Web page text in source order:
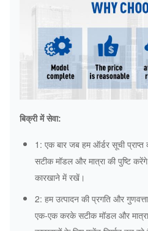
बिक्री में सेवा:
1: एक बार जब हम ऑर्डर सूची
सटीक मॉडल और मात्रा की पुष्टि
कारखाने में रखें।
2: हम उत्पादन की प्रगति और
एक-एक करके सटीक मॉडल और